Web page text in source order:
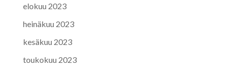
elokuu 2023
heinäkuu 2023
kesäkuu 2023
toukokuu 2023